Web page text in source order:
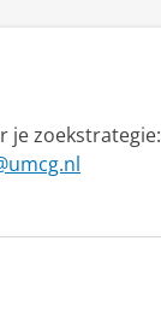
je zoekstrategie: